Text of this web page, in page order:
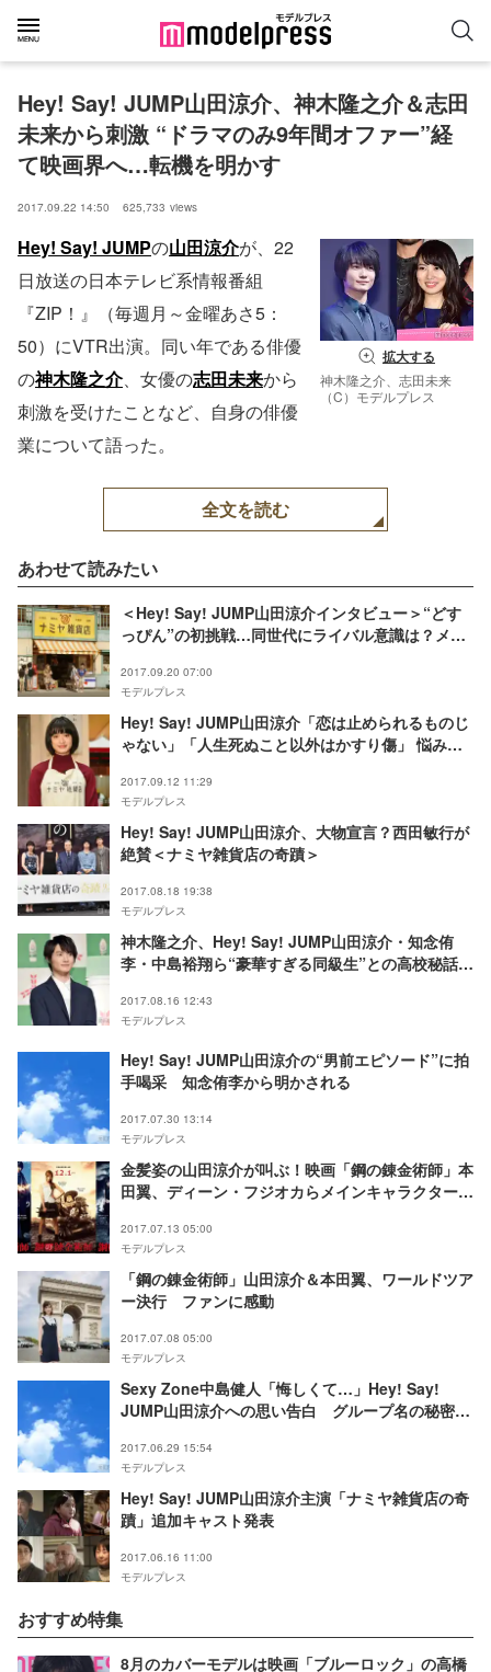
Hey! Say! JUMP山田涼介、神木隆之介＆志田
未来から刺激 “ドラマのみ9年間オファー”経
て映画界へ…転機を明かす
2017.09.22 14:50 625,733 views
拡大する
神木隆之介、志田未来
（C）モデルプレス
Hey! Say! JUMPの山田涼介が、22
日放送の日本テレビ系情報番組
『ZIP！』（毎週月～金曜あさ5：
50）にVTR出演。同い年である俳優
の神木隆之介、女優の志田未来から
刺激を受けたことなど、自身の俳優
業について語った。
全文を読む
あわせて読みたい
＜Hey! Say! JUMP山田涼介インタビュー＞“どす
っぴん”の初挑戦…同世代にライバル意識は？メン
と未来
2017.09.20 07:00
モデルプレス
Hey! Say! JUMP山田涼介「恋は止められるものじ
ゃない」「人生死ぬこと以外はかすり傷」 悩み相
2017.09.12 11:29
モデルプレス
Hey! Say! JUMP山田涼介、大物宣言？西田敏行が
絶賛＜ナミヤ雑貨店の奇蹟＞
2017.08.18 19:38
モデルプレス
神木隆之介、Hey! Say! JUMP山田涼介・知念侑
李・中島裕翔ら“豪華すぎる同級生”との高校秘話を
2017.08.16 12:43
モデルプレス
Hey! Say! JUMP山田涼介の“男前エピソード”に拍
手喝采 知念侑李から明かされる
2017.07.30 13:14
モデルプレス
金髪姿の山田涼介が叫ぶ！映画「鋼の錬金術師」本
田翼、ディーン・フジオカらメインキャラクタービ
2017.07.13 05:00
モデルプレス
「鋼の錬金術師」山田涼介＆本田翼、ワールドツア
ー決行 ファンに感動
2017.07.08 05:00
モデルプレス
Sexy Zone中島健人「悔しくて…」Hey! Say!
JUMP山田涼介への思い告白 グループ名の秘密と
2017.06.29 15:54
モデルプレス
Hey! Say! JUMP山田涼介主演「ナミヤ雑貨店の奇
蹟」追加キャスト発表
2017.06.16 11:00
モデルプレス
おすすめ特集
8月のカバーモデルは映画「ブルーロック」の高橋